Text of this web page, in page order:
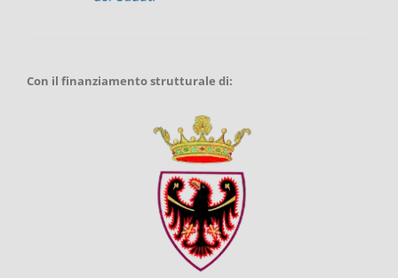
Con il finanziamento strutturale di: